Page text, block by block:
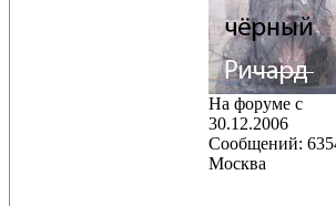
На форуме с
30.12.2006
Сообщений:
Москва